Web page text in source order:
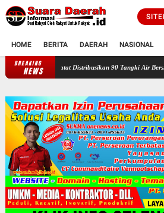
HOME BERITA DAERAH NASIONAL
BREAKING
NEWS Selama Kemarau : Posko